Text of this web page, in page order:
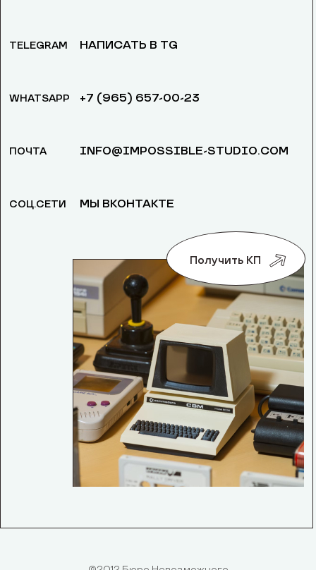
TELEGRAM
WHATSAPP
ПОЧТА
СОЦ.СЕТИ
НАПИСАТЬ В TG
+7 (965) 657-00-23
INFO@IMPOSSIBLE-STUDIO.COM
МЫ ВКОНТАКТЕ
Получить КП